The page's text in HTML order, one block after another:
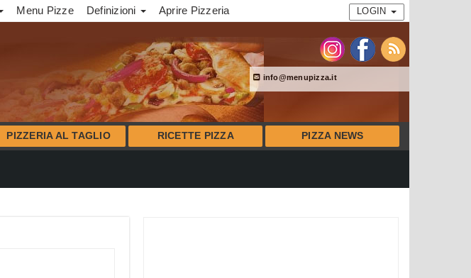
Menu Pizze Definizioni Aprire Pizzeria LOGIN
info@menupizza.it
PIZZERIA AL TAGLIO RICETTE PIZZA PIZZA NEWS